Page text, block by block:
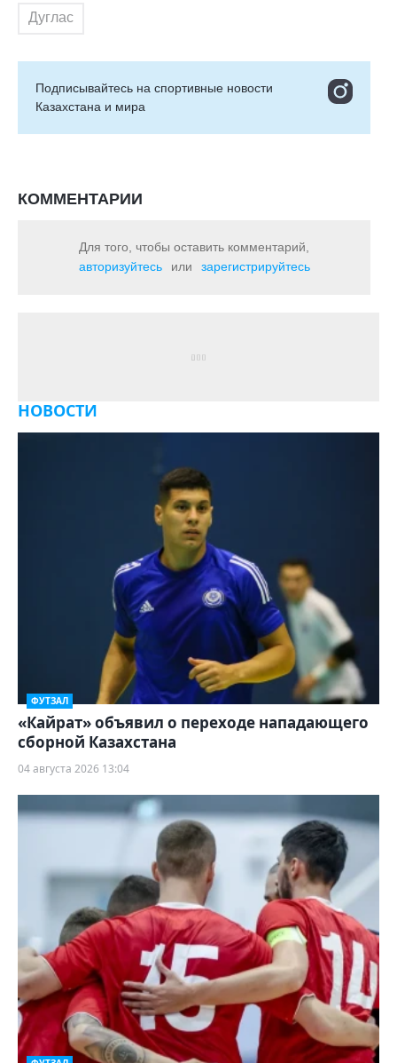
Дуглас
Подписывайтесь на cпортивные новости
Казахстана и мира
КОММЕНТАРИИ
Для того, чтобы оставить комментарий,
авторизуйтесь
или зарегистрируйтесь
НОВОСТИ
ФУТЗАЛ
«Кайрат» объявил о переходе нападающего
сборной Казахстана
04 августа 2026 13:04